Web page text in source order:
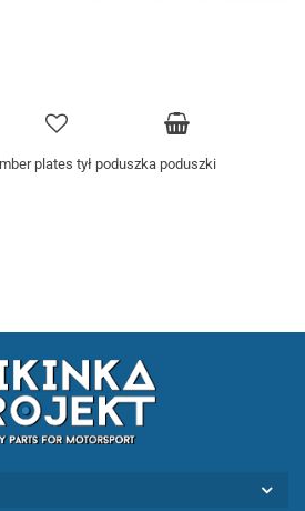
plates tył poduszka poduszki